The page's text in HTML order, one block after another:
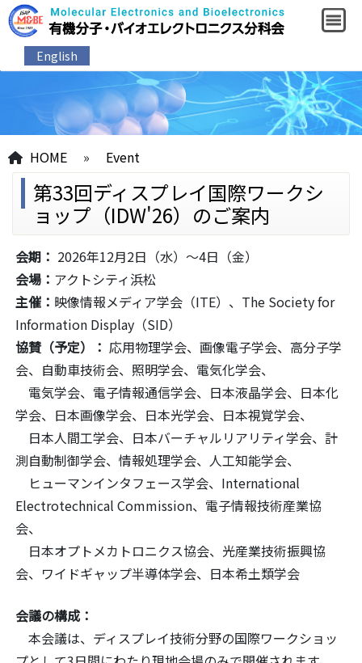
English
HOME » Event
第33回ディスプレイ国際ワークシ
ョップ（IDW'26）のご案内
会期： 2026年12月2日（水）～4日（金）
会場： アクトシティ浜松
主催： 映像情報メディア学会（ITE）、The Society for
Information Display（SID）
協賛（予定）： 応用物理学会、画像電子学会、高分子学
会、自動車技術会、照明学会、電気化学会、
電気学会、電子情報通信学会、日本液晶学会、日本化
学会、日本画像学会、日本光学会、日本視覚学会、
日本人間工学会、日本バーチャルリアリティ学会、計
測自動制御学会、情報処理学会、人工知能学会、
ヒューマンインタフェース学会、International
Electrotechnical Commission、電子情報技術産業協
会、
日本オプトメカトロニクス協会、光産業技術振興協
会、ワイドギャップ半導体学会、日本希土類学会
会議の構成：
本会議は、ディスプレイ技術分野の国際ワークショッ